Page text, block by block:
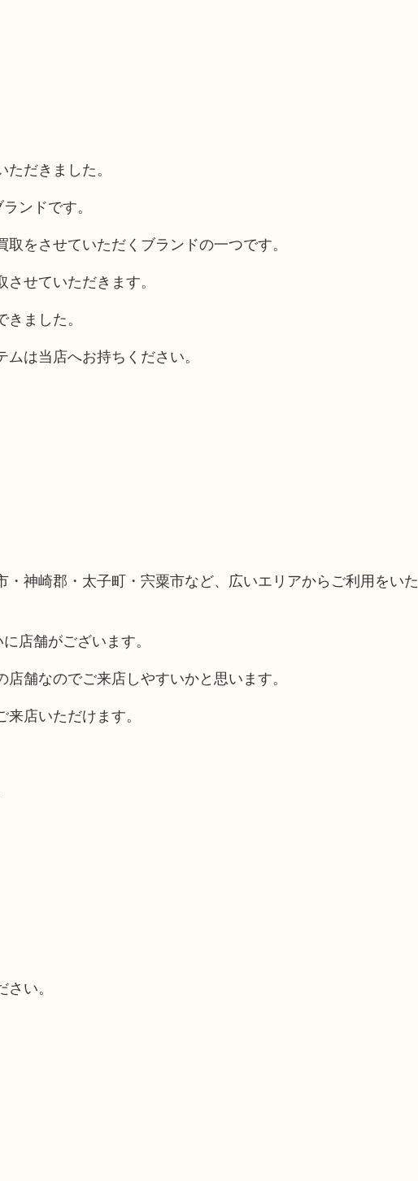
だきました。
ンドです。
をさせていただくブランドの一つです。
せていただきます。
ました。
は当店へお持ちください。
神崎郡・太子町・宍粟市など、広いエリアからご利用をいた
店舗がございます。
舗なのでご来店しやすいかと思います。
店いただけます。
い。